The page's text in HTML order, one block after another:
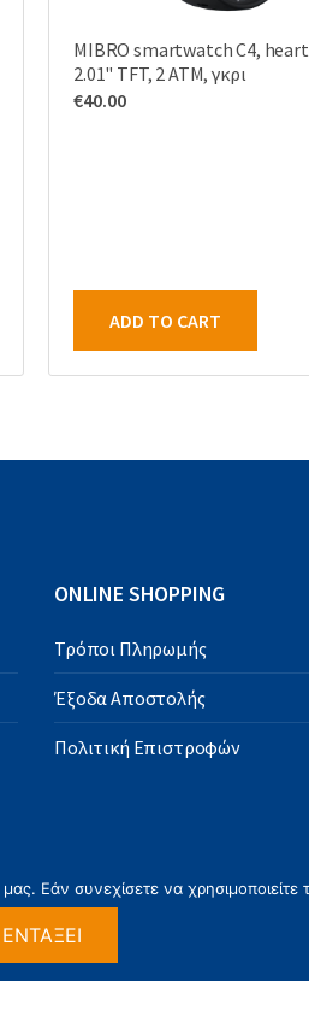
MIBRO smartwatch C4,
2.01" TFT, 2 ATM, γκρι
€40.00
ADD TO CART
ONLINE SHOPPING
Τρόποι Πληρωμής
Έξοδα Αποστολής
Πολιτική Επιστροφών
Εάν συνεχίσετε να
ΕΝΤΆΞΕΙ